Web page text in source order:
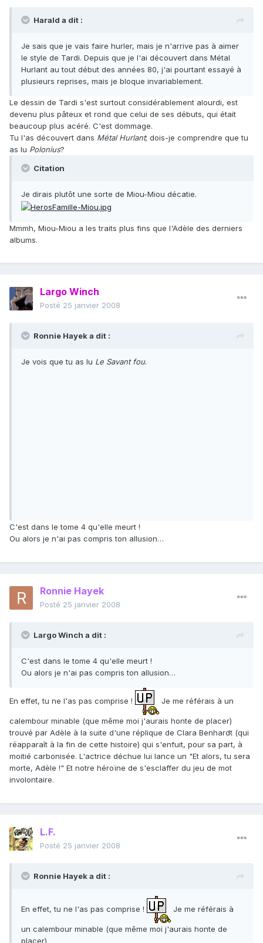
Harald a dit :
Je sais que je vais faire hurler, mais je n'arrive pas à aimer
le style de Tardi. Depuis que je l'ai découvert dans Métal
Hurlant au tout début des années 80, j'ai pourtant essayé à
plusieurs reprises, mais je bloque invariablement.
Le dessin de Tardi s'est surtout considérablement alourdi, est
devenu plus pâteux et rond que celui de ses débuts, qui était
beaucoup plus acéré. C'est dommage.
Tu l'as découvert dans Métal Hurlant; dois-je comprendre que tu
as lu Polonius?
Citation
Je dirais plutôt une sorte de Miou-Miou décatie.
Mmmh, Miou-Miou a les traits plus fins que l'Adèle des derniers
albums.
Largo Winch
Posté 25 janvier 2008
Ronnie Hayek a dit :
Je vois que tu as lu Le Savant fou.
C'est dans le tome 4 qu'elle meurt !
Ou alors je n'ai pas compris ton allusion…
Ronnie Hayek
Posté 25 janvier 2008
Largo Winch a dit :
C'est dans le tome 4 qu'elle meurt !
Ou alors je n'ai pas compris ton allusion…
En effet, tu ne l'as pas comprise ! Je me référais à un
calembour minable (que même moi j'aurais honte de placer)
trouvé par Adèle à la suite d'une réplique de Clara Benhardt (qui
réapparaît à la fin de cette histoire) qui s'enfuit, pour sa part, à
moitié carbonisée. L'actrice déchue lui lance un "Et alors, tu sera
morte, Adèle !" Et notre héroïne de s'esclaffer du jeu de mot
involontaire.
L.F.
Posté 25 janvier 2008
Ronnie Hayek a dit :
En effet, tu ne l'as pas comprise ! Je me référais à
un calembour minable (que même moi j'aurais honte de
placer)